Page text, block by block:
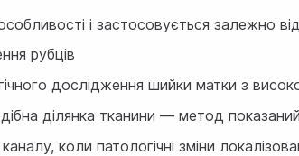
і застосовується залежно від
рубців
дослідження шийки матки з
ділянка тканини — метод
коли патологічні зміни